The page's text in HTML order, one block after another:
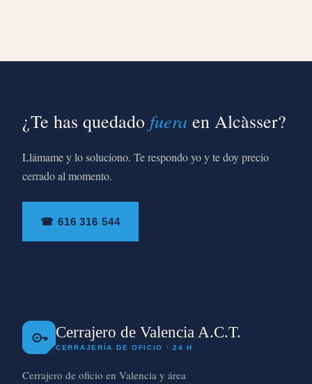
¿Te has quedado fuera en Alcàsser?
Llámame y lo soluciono. Te respondo yo y te doy precio
cerrado al momento.
☎ 616 316 544
Cerrajero de Valencia A.C.T.
CERRAJERÍA DE OFICIO · 24 H
Cerrajero de oficio en Valencia y área